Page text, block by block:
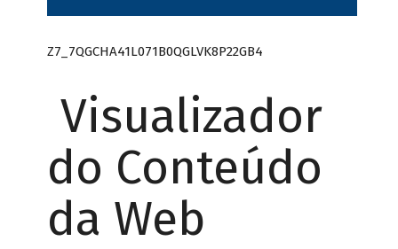
Z7_7QGCHA41L071B0QGLVK8P22GB4
Visualizador
do Conteúdo
da Web